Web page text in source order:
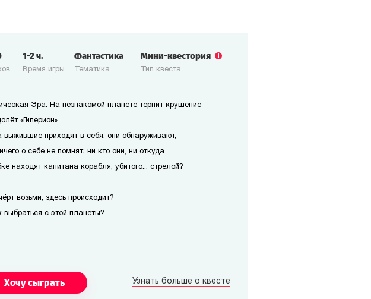
Время игры
1-2ч.
Тематика
Фантастика
Тип квеста
Мини-квестория
Эра. На незнакомой планете терпит крушение
«Гиперион».
выжившие приходят в себя, они обнаруживают,
о себе не помнят: ни кто они, ни откуда...
находят капитана корабля, убитого... стрелой?
возьми, здесь происходит?
выбраться с этой планеты?
Хочу сыграть Узнать больше о квесте